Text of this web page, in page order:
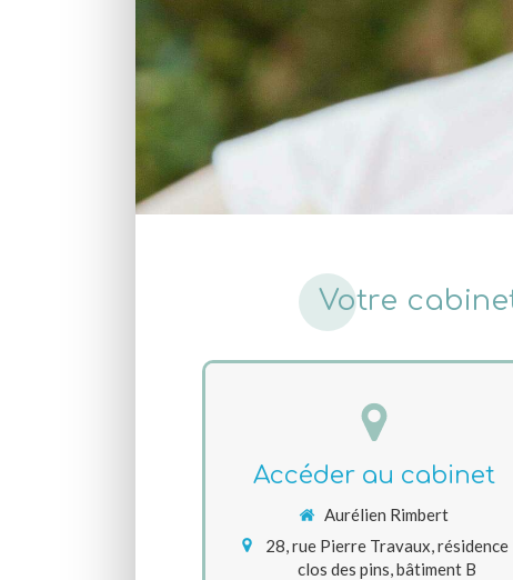
Votre
Accéder au cabinet
Aurélien Rimbert
28, rue Pierre Travaux, résidence
clos des pins, bâtiment B